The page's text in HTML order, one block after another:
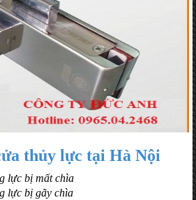
thủy lực tại Hà Nội
lực bị mất chìa
lực bị gãy chìa